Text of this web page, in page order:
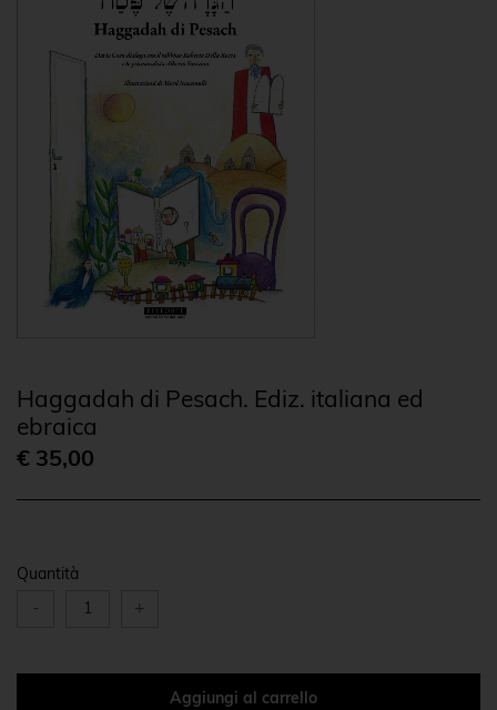
Haggadah di Pesach. Ediz. italiana ed
ebraica
€ 35,00
Quantità
- +
Aggiungi al carrello